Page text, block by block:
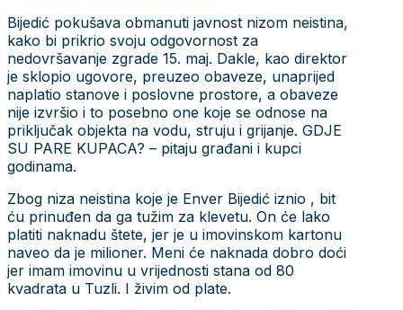
Bijedić pokušava obmanuti javnost nizom neistina,
kako bi prikrio svoju odgovornost za
nedovršavanje zgrade 15. maj. Dakle, kao direktor
je sklopio ugovore, preuzeo obaveze, unaprijed
naplatio stanove i poslovne prostore, a obaveze
nije izvršio i to posebno one koje se odnose na
priključak objekta na vodu, struju i grijanje. GDJE
SU PARE KUPACA? – pitaju građani i kupci
godinama.
Zbog niza neistina koje je Enver Bijedić iznio , bit
ću prinuđen da ga tužim za klevetu. On će lako
platiti naknadu štete, jer je u imovinskom kartonu
naveo da je milioner. Meni će naknada dobro doći
jer imam imovinu u vrijednosti stana od 80
kvadrata u Tuzli. I živim od plate.